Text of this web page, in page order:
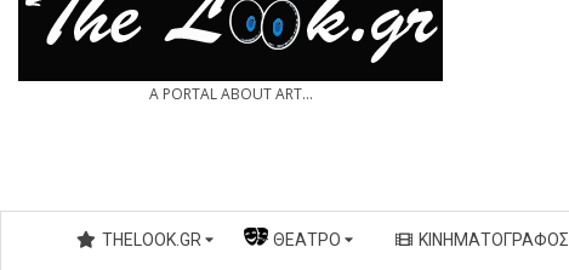
THE A PORTAL ABOUT ART...
Secondary
Navigation
THELOOK.GR — ΘΈΑΤΡΟ ΚΙΝΗΜΑΤΟΓΡΆΦΟΣ